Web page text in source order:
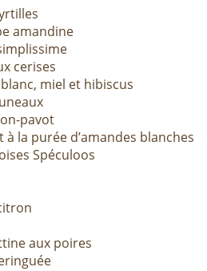
amandine
cerises
miel et hibiscus
pavot
à la purée d’amandes blanches
Spéculoos
aux poires